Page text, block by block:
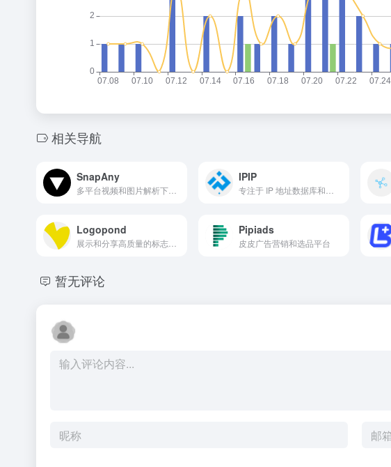
相关导航
SnapAny IPIP
Logopond Pipiads
皮皮广告营销和选品平台
暂无评论